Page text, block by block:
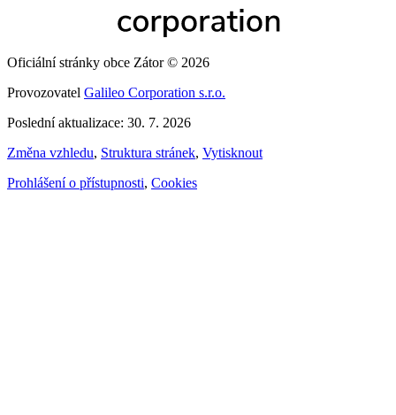
Oficiální stránky obce Zátor © 2026
Provozovatel Galileo Corporation s.r.o.
Poslední aktualizace: 30. 7. 2026
Změna vzhledu, Struktura stránek, Vytisknout
Prohlášení o přístupnosti, Cookies